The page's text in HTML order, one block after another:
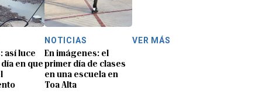
así luce
en que
NOTICIAS
En imágenes: el
primer día de clases
en una escuela en
Toa Alta
VER MÁS